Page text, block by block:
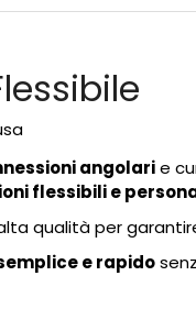
angolarie
flessibili e
qualità per
e rapido